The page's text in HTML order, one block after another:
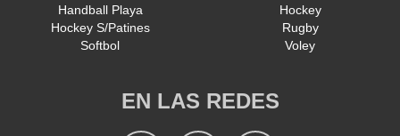
Handball Playa
Hockey
Hockey S/Patines
Rugby
Softbol
Voley
EN LAS REDES